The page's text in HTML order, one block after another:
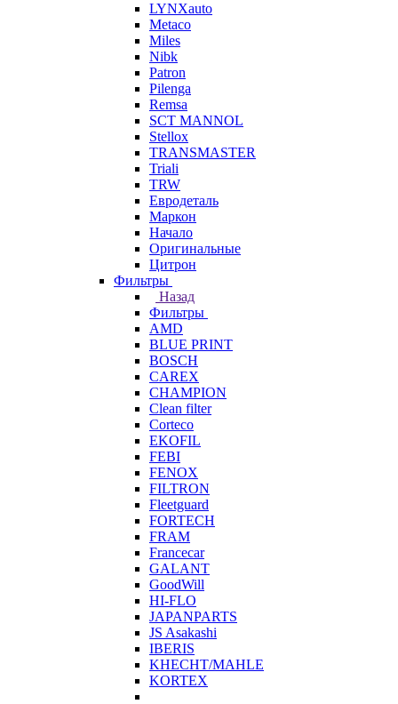
LYNXauto
Metaco
Miles
Nibk
Patron
Pilenga
Remsa
SCT MANNOL
Stellox
TRANSMASTER
Triali
TRW
Евродеталь
Маркон
Начало
Оригинальные
Цитрон
Фильтры
Назад
Фильтры
AMD
BLUE PRINT
BOSCH
CAREX
CHAMPION
Clean filter
Corteco
EKOFIL
FEBI
FENOX
FILTRON
Fleetguard
FORTECH
FRAM
Francecar
GALANT
GoodWill
HI-FLO
JAPANPARTS
JS Asakashi
IBERIS
KHECHT/MAHLE
KORTEX